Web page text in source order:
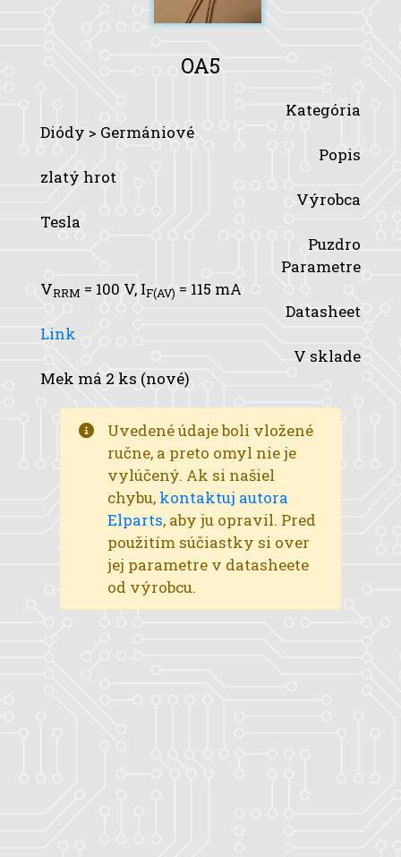
OA5
Kategória
Diódy > Germániové
Popis
zlatý hrot
Výrobca
Tesla
Puzdro
Parametre
VRRM = 100 V, IF(AV) = 115 mA
Datasheet
Link
V sklade
Mek má 2 ks (nové)
Uvedené údaje boli vložené
ručne, a preto omyl nie je
vylúčený. Ak si našiel
chybu, kontaktuj autora
Elparts, aby ju opravil. Pred
použitím súčiastky si over
jej parametre v datasheete
od výrobcu.